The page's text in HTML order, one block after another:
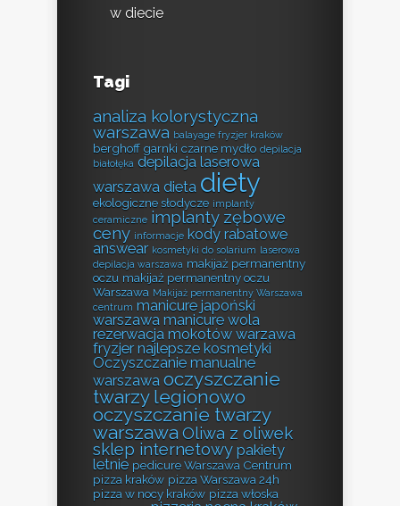
w diecie
Tagi
analiza kolorystyczna
warszawa balayage fryzjer kraków
berghoff garnki czarne mydło depilacja
białołęka depilacja laserowa
warszawa dieta diety
ekologiczne słodycze implanty
ceramiczne implanty zębowe
ceny informacje kody rabatowe
answear kosmetyki do solarium laserowa
depilacja warszawa makijaż permanentny
oczu makijaż permanentny oczu
Warszawa Makijaż permanentny Warszawa
centrum manicure japoński
warszawa manicure wola
rezerwacja mokotów warzawa
fryzjer najlepsze kosmetyki
Oczyszczanie manualne
warszawa oczyszczanie
twarzy legionowo
oczyszczanie twarzy
warszawa Oliwa z oliwek
sklep internetowy pakiety
letnie pedicure Warszawa Centrum
pizza kraków pizza Warszawa 24h
pizza w nocy kraków pizza włoska